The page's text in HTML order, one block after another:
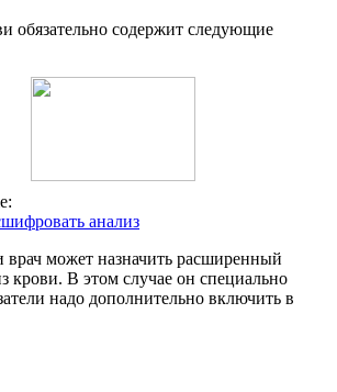
обязательно содержит следующие
анализ
врач может назначить расширенный
крови. В этом случае он специально
надо дополнительно включить в